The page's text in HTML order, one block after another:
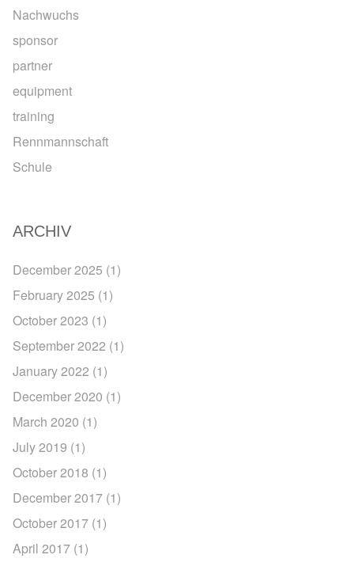
Nachwuchs
sponsor
partner
equipment
training
Rennmannschaft
Schule
ARCHIV
December 2025 (1)
February 2025 (1)
October 2023 (1)
September 2022 (1)
January 2022 (1)
December 2020 (1)
March 2020 (1)
July 2019 (1)
October 2018 (1)
December 2017 (1)
October 2017 (1)
April 2017 (1)